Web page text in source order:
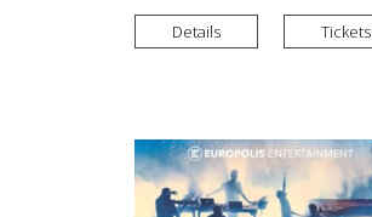
Details Tickets